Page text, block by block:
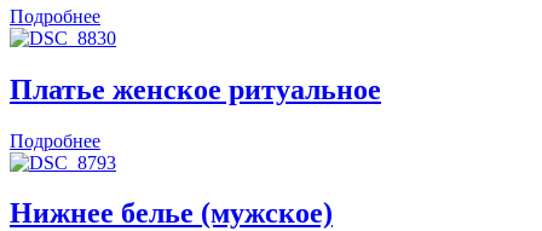
Подробнее
Платье женское ритуальное
Подробнее
Нижнее белье (мужское)